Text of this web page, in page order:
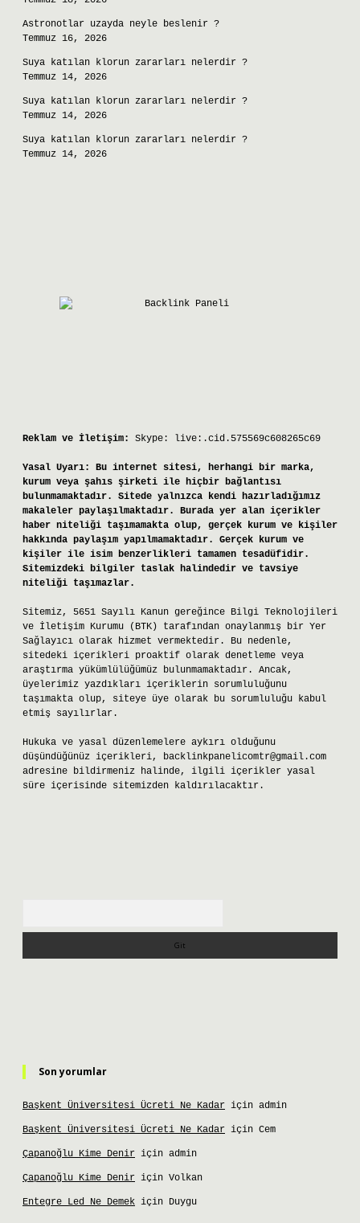
Astronotlar uzayda neyle beslenir ?
Temmuz 16, 2026
Suya katılan klorun zararları nelerdir ?
Temmuz 14, 2026
Suya katılan klorun zararları nelerdir ?
Temmuz 14, 2026
Suya katılan klorun zararları nelerdir ?
Temmuz 14, 2026
Reklam ve İletişim: Skype: live:.cid.575569c608265c69
Yasal Uyarı:
Bu internet sitesi, herhangi bir marka,
kurum veya şahıs şirketi ile hiçbir bağlantısı
bulunmamaktadır. Sitede yalnızca kendi hazırladığımız
makaleler paylaşılmaktadır. Burada yer alan içerikler
haber niteliği taşımamakta olup, gerçek kurum ve kişiler
hakkında paylaşım yapılmamaktadır. Gerçek kurum ve
kişiler ile isim benzerlikleri tamamen tesadüfidir.
Sitemizdeki bilgiler taslak halindedir ve tavsiye
niteliği taşımazlar.
Sitemiz, 5651 Sayılı Kanun gereğince Bilgi Teknolojileri
ve İletişim Kurumu (BTK) tarafından onaylanmış bir Yer
Sağlayıcı olarak hizmet vermektedir. Bu nedenle,
sitedeki içerikleri proaktif olarak denetleme veya
araştırma yükümlülüğümüz bulunmamaktadır. Ancak,
üyelerimiz yazdıkları içeriklerin sorumluluğunu
taşımakta olup, siteye üye olarak bu sorumluluğu kabul
etmiş sayılırlar.
Hukuka ve yasal düzenlemelere aykırı olduğunu
düşündüğünüz içerikleri, backlinkpanelicomtr@gmail.com
adresine bildirmeniz halinde, ilgili içerikler yasal
süre içerisinde sitemizden kaldırılacaktır.
Son yorumlar
Başkent Üniversitesi Ücreti Ne Kadar için admin
Başkent Üniversitesi Ücreti Ne Kadar için Cem
Çapanoğlu Kime Denir için admin
Çapanoğlu Kime Denir için Volkan
Entegre Led Ne Demek için Duygu